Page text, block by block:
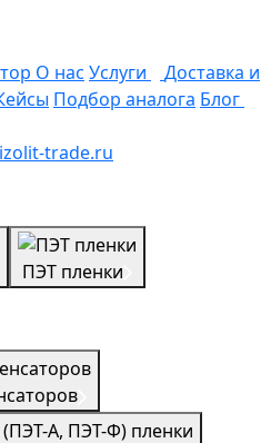
О нас Услуги
Доставка и
Подбор аналога Блог
trade.ru
ПЭТ пленки